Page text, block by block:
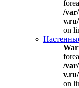
/
on
/
on